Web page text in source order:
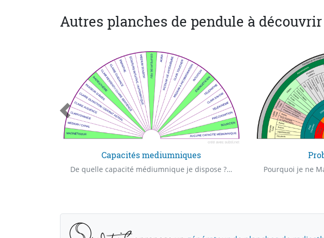
Autres planches de pendule à découvrir
Capacités mediumniques
De quelle capacité médiumnique je dispose ? De quel "Claire" capacité je dispose ? Quelle est ma première capacité médiumnique ?